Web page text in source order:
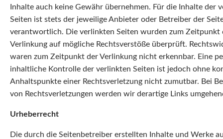
Inhalte auch keine Gewähr übernehmen. Für die Inhalte der
Seiten ist stets der jeweilige Anbieter oder Betreiber der
verantwortlich. Die verlinkten Seiten wurden zum Zeitpunkt
Verlinkung auf mögliche Rechtsverstöße überprüft.
waren zum Zeitpunkt der Verlinkung nicht erkennbar. Eine
inhaltliche Kontrolle der verlinkten Seiten ist jedoch ohne
Anhaltspunkte einer Rechtsverletzung nicht zumutbar. Bei
von Rechtsverletzungen werden wir derartige Links
Urheberrecht
Die durch die Seitenbetreiber erstellten Inhalte und Werke